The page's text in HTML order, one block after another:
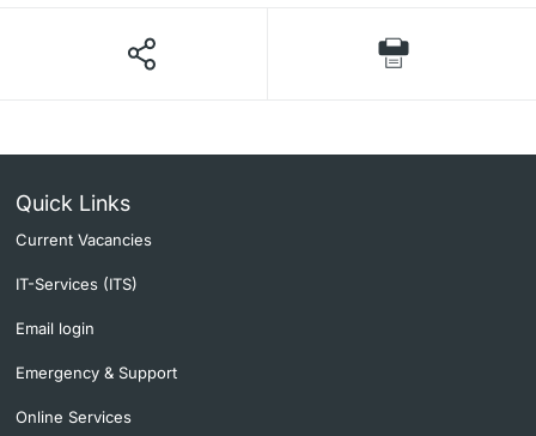
Quick Links
Current Vacancies
IT-Services (ITS)
Email login
Emergency & Support
Online Services